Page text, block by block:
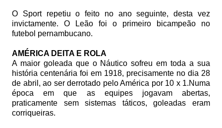
O Sport repetiu o feito no ano seguinte, desta vez
invictamente. O Leão foi o primeiro bicampeão no
futebol pernambucano.
AMÉRICA DEITA E ROLA
A maior goleada que o Náutico sofreu em toda a sua
história centenária foi em 1918, precisamente no dia 28
de abril, ao ser derrotado pelo América por 10 x 1.Numa
época em que as equipes jogavam abertas,
praticamente sem sistemas táticos, goleadas eram
corriqueiras.